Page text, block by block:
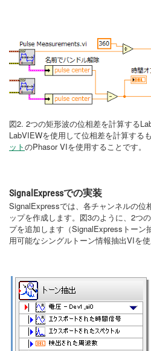
図2. 2つの矩形波の位相差を計算する
LabVIEWを使用して位相差を計算する
ットのPhasor VIを使用することです。
SignalExpressでの実装
SignalExpressでは、各チャンネルの位
ップを作成します。図3のように、2つ
プを追加します（SignalExpressトーン
用可能なシングルトーン情報抽出VIを使